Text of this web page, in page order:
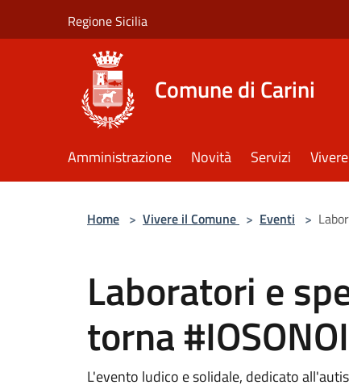
Regione Sicilia
Comune di Carini
Amministrazione Novità Servizi
Home > Vivere il Comune > Eventi >
Laboratori e
torna
L'evento ludico e solidale, dedicato